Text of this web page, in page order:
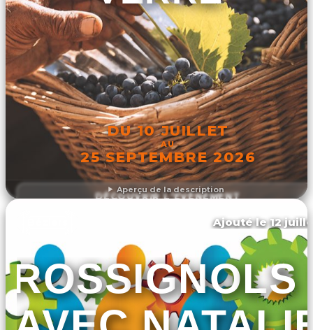
Aperçu de la description
DU 10 JUILLET
AU
25 SEPTEMBRE 2026
DÉCOUVRIR L'ÉVÉNEMENT
Ajouté le 12
ROSSIGNOLS